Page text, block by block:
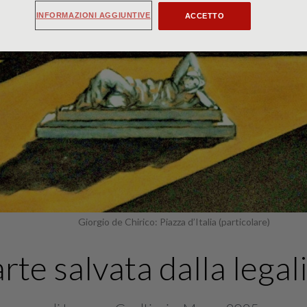
Giorgio de Chirico: Piazza d’Italia (particolare)
salvata dalla
ACCETTO
INFORMAZIONI AGGIUNTIVE